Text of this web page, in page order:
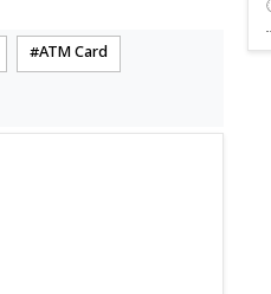
ATM Card